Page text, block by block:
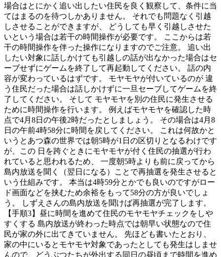
場合はとにかく追い出したい住民を良く観察して、条件に当
てはまるのを待つしかありません。 それでも問題なく引越
しさせることができますが、 どうしても早く引越しさせた
いという場合は若干の時間操作が必要です。 ここからは若
干の時間操作を伴った操作になりますのでご注意。 追い出
したい対象に話しかけても引越しの話が出なかった場合はセ
ーブせずにゲームを終了して再起動してください。 話の内
容が変わっているはずです。 モヤモヤが付いているのが 違
う住民だった場合は話しかけずに一旦セーブしてゲームを終
了してください。 そして モヤモヤを別の住民に発生させる
ために時間操作を行います。 例えばモヤモヤを確認した時
点で4月8日の午後2時だったとしましょう。 その場合は4月8
日の午前4時58分に時間を戻してください。 これは何故かと
いうとあつ森の世界では朝5時が1日の区切りとなるわけです
が、この 日を跨ぐときにモヤモヤが付く住民の抽選が行わ
れていると思われるため、 一度朝5時よりも前に戻ってから
島内放送を聞く（翌日になる）ことで再抽選を発生させると
いう仕組みです。 本当は4時59分とかでも良いのですがロー
ド画面などを挟むため余裕をもって58分の方が良いでしょ
う。 しずえさんの島内放送を聞けば再抽選が完了します。
【手順3】昼に時間を進めて住民のモヤモヤチェックをしや
すくする 島内放送が終わった時点では朝早い状態なので住
民が家の外に出てきていません。 先ほども書いたとおり、
家の中にいるとモヤモヤ対象であったとしても発生はしませ
んので、どうぶつたちが外出する同日の昼頃まで時間を進め